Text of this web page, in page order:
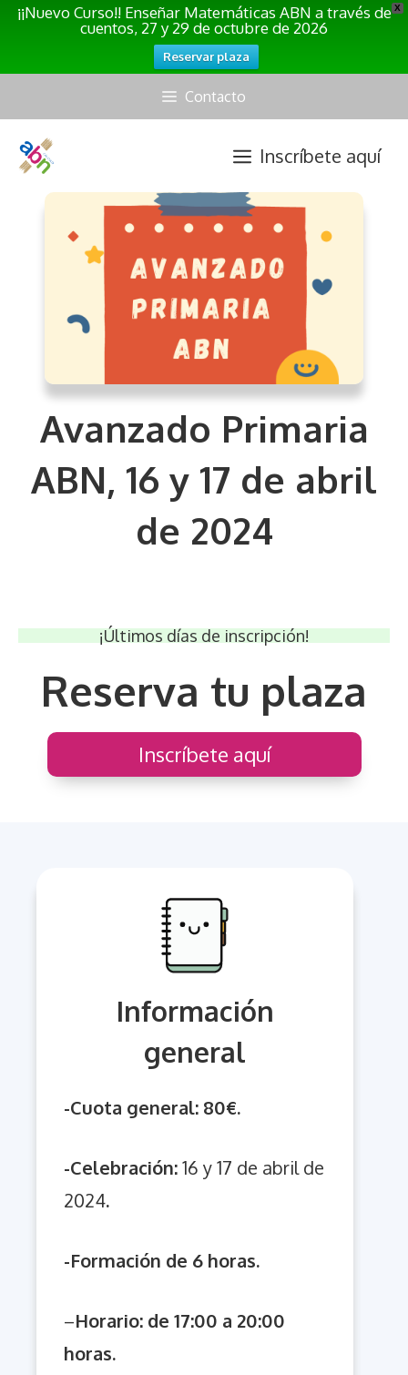
X
¡¡Nuevo Curso!! Enseñar Matemáticas ABN a través de
cuentos, 27 y 29 de octubre de 2026
Reservar plaza
contenido
Contacto
Inscríbete aquí
Avanzado Primaria
ABN, 16 y 17 de abril
de 2024
¡Últimos días de inscripción!
Reserva tu plaza
Inscríbete aquí
Información
general
-Cuota general: 80€.
-Celebración:16 y 17 de abril de
2024.
-Formación de 6 horas.
–Horario: de 17:00 a 20:00
horas.